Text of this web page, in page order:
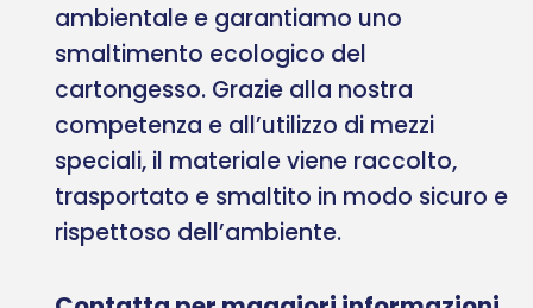
ambientale e garantiamo uno
smaltimento ecologico del
cartongesso. Grazie alla nostra
competenza e all’utilizzo di mezzi
speciali, il materiale viene raccolto,
trasportato e smaltito in modo sicuro e
rispettoso dell’ambiente.